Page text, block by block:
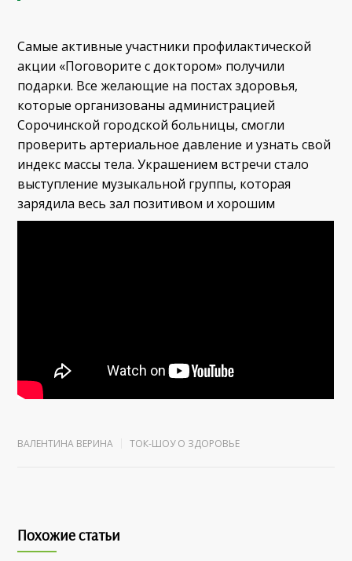
Самые активные участники профилактической
акции «Поговорите с доктором» получили
подарки. Все желающие на постах здоровья,
которые организованы администрацией
Сорочинской городской больницы, смогли
проверить артериальное давление и узнать свой
индекс массы тела. Украшением встречи стало
выступление музыкальной группы, которая
зарядила весь зал позитивом и хорошим
настроением.
ВАЛЕНТИНА ВЕРИНА ТОК-ШОУ О ЗДОРОВЬЕ
Похожие статьи